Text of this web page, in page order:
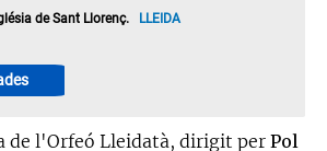
de Sant Llorenç. LLEIDA
de l'Orfeó Lleidatà, dirigit per Pol